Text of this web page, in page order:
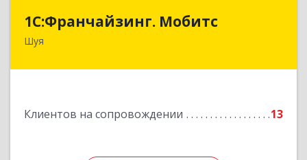
1С:Франчайзинг. Мобитс
Шуя
Клиентов на сопровождении 13
1С:Франчайзинг. Мобитс